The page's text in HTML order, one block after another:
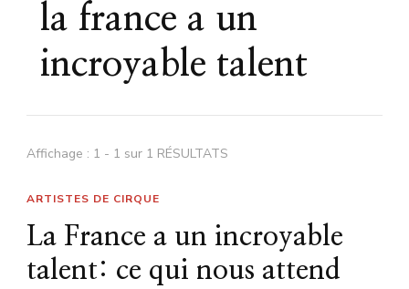
la france a un
incroyable talent
Affichage : 1 - 1 sur 1 RÉSULTATS
ARTISTES DE CIRQUE
La France a un incroyable
talent: ce qui nous attend